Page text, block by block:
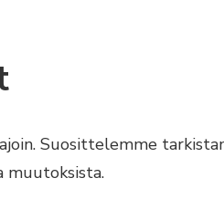
Suosittelemme
muutoksista.